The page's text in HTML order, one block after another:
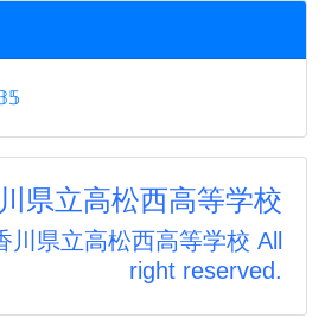
県立高松西高等学校
県立高松西高等学校 All
right reserved.